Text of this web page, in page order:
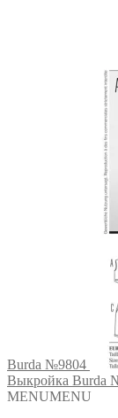
Burda №9804
Выкройка Burda
MENUMENU